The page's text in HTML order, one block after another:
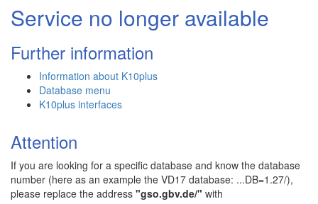
Service no longer available
Further information
Information about K10plus
Database menu
K10plus interfaces
Attention
If you are looking for a specific database and know the database
number (here as an example the VD17 database: ...DB=1.27/),
please replace the address "gso.gbv.de/" with